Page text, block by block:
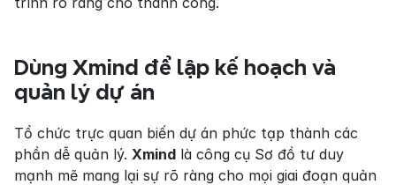
Dùng Xmind để lập kế hoạch và
quản lý dự án
Tổ chức trực quan biến dự án phức tạp thành các
phần dễ quản lý. Xmind là công cụ Sơ đồ tư duy
mạnh mẽ mang lại sự rõ ràng cho mọi giai đoạn quản